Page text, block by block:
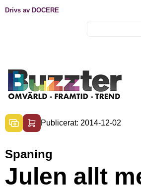
Drivs av DOCERE
Publicerat: 2014-12-02
Spaning
Julen allt